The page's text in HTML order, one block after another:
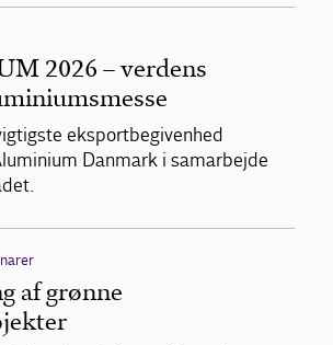
2026 – verdens
eksportbegivenhed
Danmark i samarbejde
af grønne